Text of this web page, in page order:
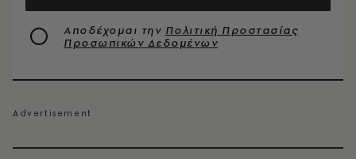
Αποδέχομαι την Πολιτική Προστασίας
Προσωπικών Δεδομένων